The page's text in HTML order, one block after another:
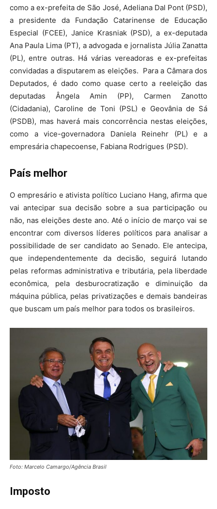
como a ex-prefeita de São José, Adeliana Dal Pont (PSD),
a presidente da Fundação Catarinense de Educação
Especial (FCEE), Janice Krasniak (PSD), a ex-deputada
Ana Paula Lima (PT), a advogada e jornalista Júlia Zanatta
(PL), entre outras. Há várias vereadoras e ex-prefeitas
convidadas a disputarem as eleições. Para a Câmara dos
Deputados, é dado como quase certo a reeleição das
deputadas Ângela Amin (PP), Carmen Zanotto
(Cidadania), Caroline de Toni (PSL) e Geovânia de Sá
(PSDB), mas haverá mais concorrência nestas eleições,
como a vice-governadora Daniela Reinehr (PL) e a
empresária chapecoense, Fabiana Rodrigues (PSD).
País melhor
O empresário e ativista político Luciano Hang, afirma que
vai antecipar sua decisão sobre a sua participação ou
não, nas eleições deste ano. Até o início de março vai se
encontrar com diversos líderes políticos para analisar a
possibilidade de ser candidato ao Senado. Ele antecipa,
que independentemente da decisão, seguirá lutando
pelas reformas administrativa e tributária, pela liberdade
econômica, pela desburocratização e diminuição da
máquina pública, pelas privatizações e demais bandeiras
que buscam um país melhor para todos os brasileiros.
Foto: Marcelo Camargo/Agência Brasil
Imposto